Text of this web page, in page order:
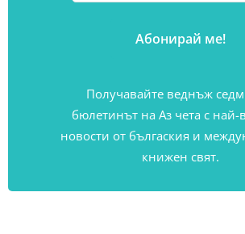
Получавайте веднъж
бюлетинът на Аз чета с най-
новости от бългаския и
книжен свят.